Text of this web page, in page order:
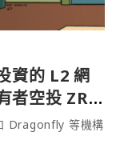
的 L2 網
空投 ZRC
Dragonfly 等機構